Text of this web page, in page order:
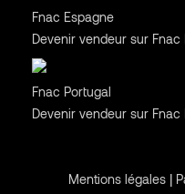
Fnac Espagne
Devenir vendeur sur Fnac
Fnac Portugal
Devenir vendeur sur Fnac
Mentions légales |